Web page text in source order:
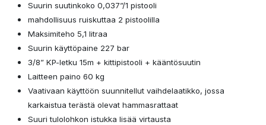
Suurin suutinkoko 0,037”/1 pistooli
mahdollisuus ruiskuttaa 2 pistoolilla
Maksimiteho 5,1 litraa
Suurin käyttöpaine 227 bar
3/8” KP-letku 15m + kittipistooli + kääntösuutin
Laitteen paino 60 kg
Vaativaan käyttöön suunnitellut vaihdelaatikko, jossa
karkaistua terästä olevat hammasrattaat
Suuri tulolohkon istukka lisää virtausta